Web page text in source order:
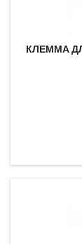
КЛЕММА